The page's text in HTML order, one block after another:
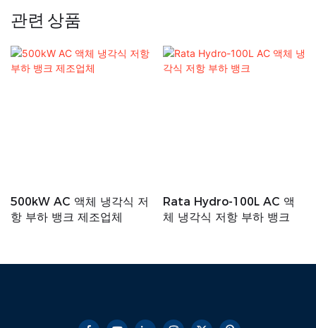
관련 상품
500kW AC 액체 냉각식 저
항 부하 뱅크 제조업체
Rata Hydro-100L AC 액
체 냉각식 저항 부하 뱅크